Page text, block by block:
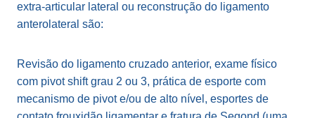
extra-articular lateral ou reconstrução do ligamento
anterolateral são:
Revisão do ligamento cruzado anterior, exame físico
com pivot shift grau 2 ou 3, prática de esporte com
mecanismo de pivot e/ou de alto nível, esportes de